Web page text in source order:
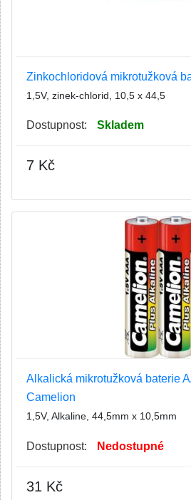
Zinkochloridová mikrotužková
1,5V, zinek-chlorid, 10,5 x 44,5
Dostupnost: Skladem
7 Kč
Alkalická mikrotužková baterie
Camelion
1,5V, Alkaline, 44,5mm x 10,5mm
Dostupnost: Nedostupné
31 Kč